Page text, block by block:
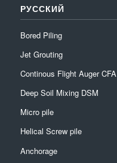
РУССКИЙ
Bored Piling
Jet Grouting
Continous Flight Auger CFA
Deep Soil Mixing DSM
Micro pile
Helical Screw pile
Anchorage